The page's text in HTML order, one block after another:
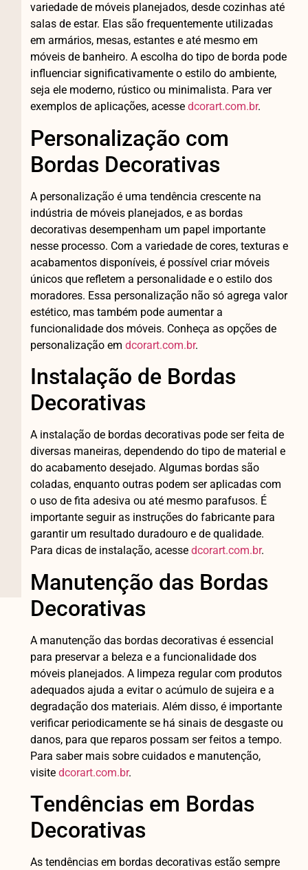
variedade de móveis planejados, desde cozinhas até
salas de estar. Elas são frequentemente utilizadas
em armários, mesas, estantes e até mesmo em
móveis de banheiro. A escolha do tipo de borda pode
influenciar significativamente o estilo do ambiente,
seja ele moderno, rústico ou minimalista. Para ver
exemplos de aplicações, acesse dcorart.com.br.
Personalização com
Bordas Decorativas
A personalização é uma tendência crescente na
indústria de móveis planejados, e as bordas
decorativas desempenham um papel importante
nesse processo. Com a variedade de cores, texturas e
acabamentos disponíveis, é possível criar móveis
únicos que refletem a personalidade e o estilo dos
moradores. Essa personalização não só agrega valor
estético, mas também pode aumentar a
funcionalidade dos móveis. Conheça as opções de
personalização em dcorart.com.br.
Instalação de Bordas
Decorativas
A instalação de bordas decorativas pode ser feita de
diversas maneiras, dependendo do tipo de material e
do acabamento desejado. Algumas bordas são
coladas, enquanto outras podem ser aplicadas com
o uso de fita adesiva ou até mesmo parafusos. É
importante seguir as instruções do fabricante para
garantir um resultado duradouro e de qualidade.
Para dicas de instalação, acesse dcorart.com.br.
Manutenção das Bordas
Decorativas
A manutenção das bordas decorativas é essencial
para preservar a beleza e a funcionalidade dos
móveis planejados. A limpeza regular com produtos
adequados ajuda a evitar o acúmulo de sujeira e a
degradação dos materiais. Além disso, é importante
verificar periodicamente se há sinais de desgaste ou
danos, para que reparos possam ser feitos a tempo.
Para saber mais sobre cuidados e manutenção,
visite dcorart.com.br.
Tendências em Bordas
Decorativas
As tendências em bordas decorativas estão sempre